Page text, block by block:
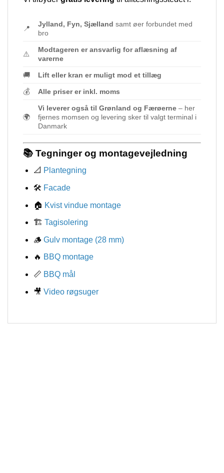
📍
Jylland, Fyn, Sjælland samt øer forbundet med
bro
⚠️
Modtageren er ansvarlig for aflæsning af
varerne
🚚 Lift eller kran er muligt mod et tillæg
💰 Alle priser er inkl. moms
🌍
Vi leverer også til Grønland og Færøerne – her
fjernes momsen og levering sker til valgt terminal i
Danmark
📚 Tegninger og montagevejledning
📐 Plantegning
🛠️ Facade
🏠 Kvist vindue montage
🏗️ Tagisolering
🪵 Gulv montage (28 mm)
🔥 BBQ montage
📏 BBQ mål
🎥 Video røgsuger